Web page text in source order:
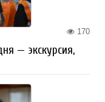
170
— экскурсия,